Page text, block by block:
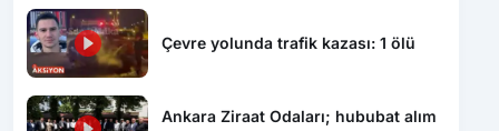
Çevre yolunda trafik kazası: 1 ölü
Ankara Ziraat Odaları; hububat alım